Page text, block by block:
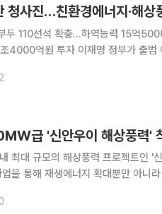
청사진…친환경에너지·해상
두 110선석 확충…하역능력 15억
범 이후 처음으로 국가 항만 중장기 개발계
능을 대폭 반영해 미래 산업 거점으로
급 '신안우이 해상풍력'
최대 규모의 해상풍력 프로젝트인 '
을 통해 재생에너지 확대뿐만 아니
이 참석한 가운데 '신안우이 해상풍